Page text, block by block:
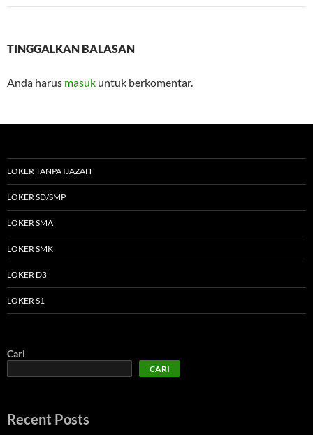
TINGGALKAN BALASAN
Anda harus masuk untuk berkomentar.
LOKER TANPA IJAZAH
LOKER SD/SMP
LOKER SMA
LOKER SMK
LOKER D3
LOKER S1
Cari
CARI
Recent Posts